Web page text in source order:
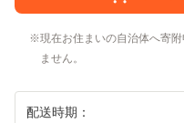
現在お住まいの自治体へ寄
ません。
配送時期：